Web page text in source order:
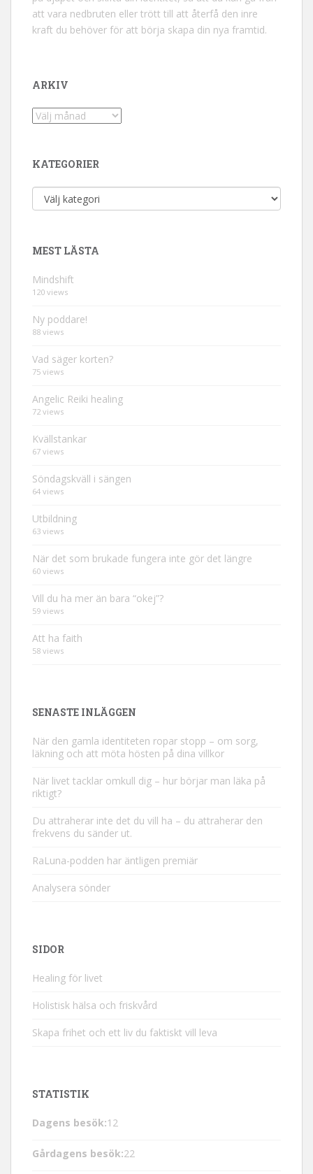
att vara nedbruten eller trött till att återfå den inre
kraft du behöver för att börja skapa din nya framtid.
ARKIV
Arkiv
KATEGORIER
Kategorier
MEST LÄSTA
Mindshift
120 views
Ny poddare!
88 views
Vad säger korten?
75 views
Angelic Reiki healing
72 views
Kvällstankar
67 views
Söndagskväll i sängen
64 views
Utbildning
63 views
När det som brukade fungera inte gör det längre
60 views
Vill du ha mer än bara “okej”?
59 views
Att ha faith
58 views
SENASTE INLÄGGEN
När den gamla identiteten ropar stopp – om sorg,
läkning och att möta hösten på dina villkor
När livet tacklar omkull dig – hur börjar man läka på
riktigt?
Du attraherar inte det du vill ha – du attraherar den
frekvens du sänder ut.
RaLuna-podden har äntligen premiär
Analysera sönder
SIDOR
Healing för livet
Holistisk hälsa och friskvård
Skapa frihet och ett liv du faktiskt vill leva
STATISTIK
Dagens besök:12
Gårdagens besök:22